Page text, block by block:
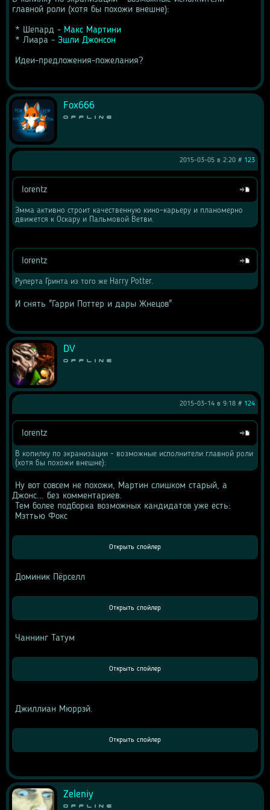
главной роли (хотя бы похожи внешне):
* Шепард - Макс Мартини
* Лиара - Эшли Джонсон
Идеи-предложения-пожелания?
Fox666
Offline
2015-03-05 в 2:20 # 123
lorentz
Эмма активно строит качественную кино-карьеру и планомерно
движется к Оскару и Пальмовой Ветви.
lorentz
Руперта Гринта из того же Harry Potter.
И снять "Гарри Поттер и дары Жнецов"
DV
Offline
2015-03-14 в 9:18 # 124
lorentz
В копилку по экранизации - возможные исполнители главной роли
(хотя бы похожи внешне):
Джонс... без комментариев.
Тем более подборка возможных кандидатов уже есть:
Мэттью Фокс
Доминик Пёрселл
Чаннинг Татум
Джиллиан Мюррэй.
Zeleniy
Offline